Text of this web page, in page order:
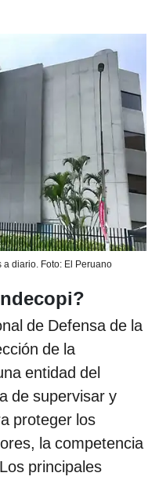
a diario. Foto: El Peruano
de Defensa de la
de la
entidad del
de supervisar y
proteger los
la competencia
principales